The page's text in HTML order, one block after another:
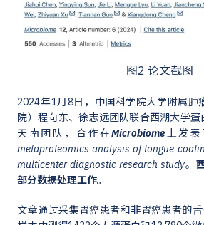
图2 论文截图
2024年1月8日，中国科学院大学附属肿
院）程向东、徐志远团队联合西湖大学
天南团队，合作在Microbiome上发
metaproteomics analysis of tongue
multicenter diagnostic research study。
部分数据处理工作。
文章通过采集胃癌患者和非胃癌患者的